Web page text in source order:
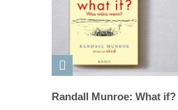
Randall Munroe: What if?